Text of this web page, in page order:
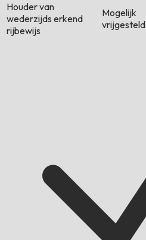
Houder van
wederzijds erkend
rijbewijs
Mogelijk
vrijgesteld